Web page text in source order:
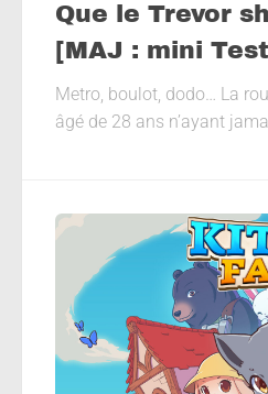
Que le Trevor
[MAJ : mini
Metro, boulot, dodo… La
âgé de 28 ans n’ayant